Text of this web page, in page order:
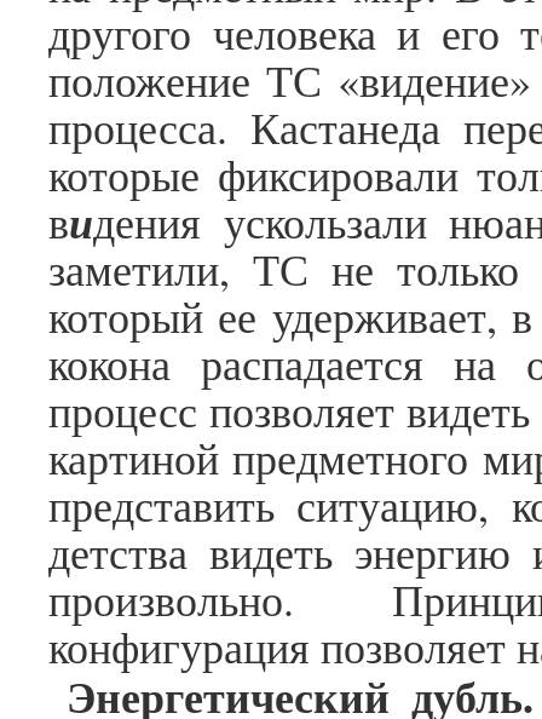
другого человека и его
положение ТС
процесса. Кастанеда
которые фиксировали
видения ускользали
заметили, ТС не
который ее удерживает,
кокона распадается
процесс позволяет
картиной предметного
представить ситуацию,
детства видеть
произвольно.
конфигурация позволяет
Энергетический дубль.